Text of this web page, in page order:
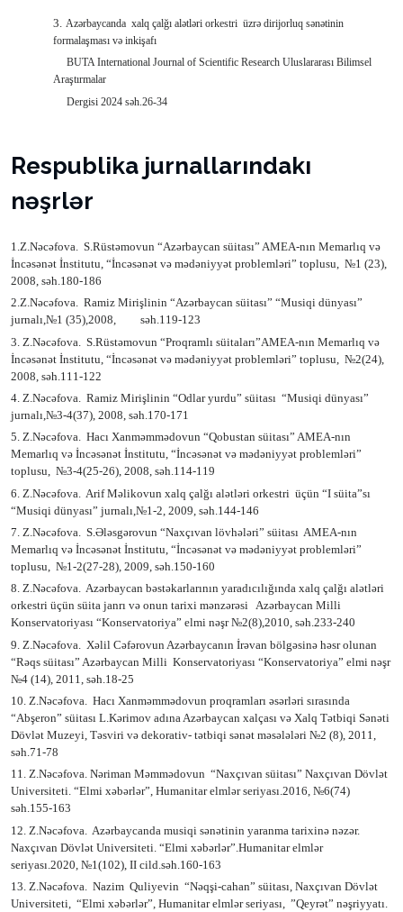
3. Azərbaycanda xalq çalğı alətləri orkestri üzrə dirijorluq sənətinin
formalaşması və inkişafı
BUTA International Journal of Scientific Research Uluslararası Bilimsel
Araştırmalar
Dergisi 2024 səh.26-34
Respublika jurnallarındakı
nəşrlər
1.Z.Nəcəfova.
S.Rüstəmovun “Azərbaycan süitası” AMEA-nın Memarlıq və
İncəsənət İnstitutu, “İncəsənət və mədəniyyət problemləri” toplusu,
№1 (23),
2008, səh.180-186
2.Z.Nəcəfova. Ramiz Mirişlinin “Azərbaycan süitası” “Musiqi dünyası”
jurnalı,№1 (35),2008,
səh.119-123
3. Z.Nəcəfova.
S.Rüstəmovun “Proqramlı süitaları”AMEA-nın Memarlıq və
İncəsənət İnstitutu, “İncəsənət və mədəniyyət problemləri” toplusu,
№2(24),
2008, səh.111-122
4. Z.Nəcəfova.
Ramiz Mirişlinin “Odlar yurdu” süitası “Musiqi dünyası”
jurnalı, №3-4(37), 2008, səh.170-171
5. Z.Nəcəfova. Hacı Xanməmmədovun “Qobustan süitası” AMEA-nın
Memarlıq və İncəsənət İnstitutu, “İncəsənət və mədəniyyət problemləri”
toplusu, №3-4(25-26), 2008, səh.114-119
6. Z.Nəcəfova.
Arif Məlikovun xalq çalğı alətləri orkestri üçün “I süita”sı
“Musiqi dünyası” jurnalı, №1-2, 2009, səh.144-146
7. Z.Nəcəfova.
S.Ələsgərovun “Naxçıvan lövhələri” süitası AMEA-nın
Memarlıq və İncəsənət İnstitutu, “İncəsənət və mədəniyyət problemləri”
toplusu,
№1-2(27-28), 2009, səh.150-160
8. Z.Nəcəfova. Azərbaycan bəstəkarlarının yaradıcılığında xalq çalğı alətləri
orkestri üçün süita janrı və onun tarixi mənzərəsi Azərbaycan Milli
Konservatoriyası “Konservatoriya” elmi nəşr№2(8),2010, səh.233-240
9. Z.Nəcəfova.
Xəlil Cəfərovun Azərbaycanın İrəvan bölgəsinə həsr olunan
“Rəqs süitası” Azərbaycan Milli Konservatoriyası “Konservatoriya” elmi nəşr
№4 (14), 2011, səh.18-25
10. Z.Nəcəfova.
Hacı Xanməmmədovun proqramları əsərləri sırasında
“Abşeron” süitası L.Kərimov adına Azərbaycan xalçası və Xalq Tətbiqi Sənəti
Dövlət Muzeyi, Təsviri və dekorativ- tətbiqi sənət məsələləri №2 (8), 2011,
səh.71-78
11. Z.Nəcəfova. Nəriman Məmmədovun “Naxçıvan süitası” Naxçıvan Dövlət
Universiteti. “Elmi xəbərlər”, Humanitar elmlər seriyası.2016, №6(74)
səh.155-163
12. Z.Nəcəfova.
Azərbaycanda musiqi sənətinin yaranma tarixinə nəzər.
Naxçıvan Dövlət Universiteti. “Elmi xəbərlər”.Humanitar elmlər
seriyası.2020, №1(102), II cild.səh.160-163
13. Z.Nəcəfova.
Nazim Quliyevin “Nəqşi-cahan” süitası, Naxçıvan Dövlət
Universiteti,
“Elmi xəbərlər”, Humanitar elmlər seriyası,
”Qeyrət” nəşriyyatı.